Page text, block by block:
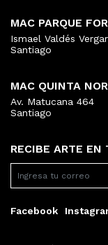
RECIBE ARTE EN
Facebook
MAC PARQUE
Ismael Valdés
Santiago
MAC QUINTA
Av. Matucana 464
Santiago